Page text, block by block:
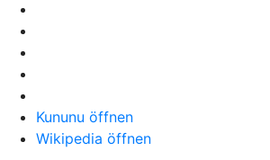
Kununu öffnen
Wikipedia öffnen